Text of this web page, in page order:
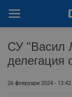
СУ "Васил
делегация
26 февруари 2024 -